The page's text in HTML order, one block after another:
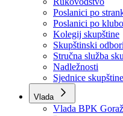
Skupština
Skupština BPK
Rukovodstvo
Poslanici po
Poslanici po
Kolegij skupštine
Skupštinski
Stručna služba
Nadležnosti
Sjednice skupštine